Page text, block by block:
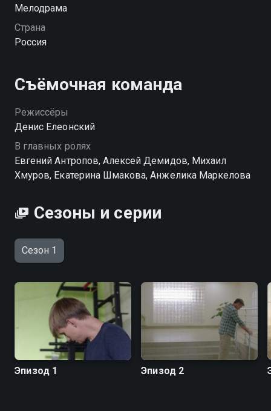
уверена, что Роман отправился в кругосветное
плавание. В то же время предприниматель Игорь
тоже влюбляется в Настю, и хочет увезти ее
Мелодрама
Страна
Россия
Съёмочная команда
Режиссёры
Денис Елеонский
В главных ролях
Евгений Антропов, Алексей Демидов, Михаил
Хмуров, Екатерина Шмакова, Анжелика Маркелова
Сезоны и серии
Сезон 1
Эпизод 1 Эпизод 2